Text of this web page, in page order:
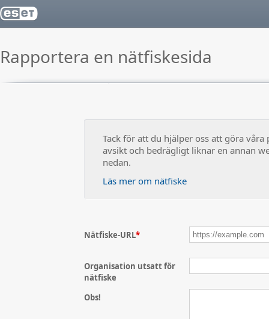
Rapportera en nätfiskesida
Tack för att du hjälper oss att göra
avsikt och bedrägligt liknar en annan
nedan.
Läs mer om nätfiske
Nätfiske-URL*
Organisation utsatt för
nätfiske
Obs!